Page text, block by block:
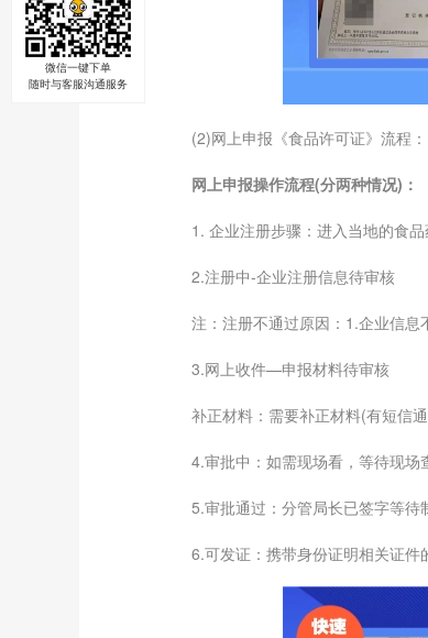
(2)网上申报《食品许可证》流程：
网上申报操作流程(分两种情况)：
1. 企业注册步骤：进入当地的食品
2.注册中-企业注册信息待审核
注：注册不通过原因：1.企业信息
3.网上收件—申报材料待审核
补正材料：需要补正材料(有短信通
4.审批中：如需现场看，等待现场
5.审批通过：分管局长已签字等待制
6.可发证：携带身份证明相关证件的
微信一键下单
随时与客服沟通服务